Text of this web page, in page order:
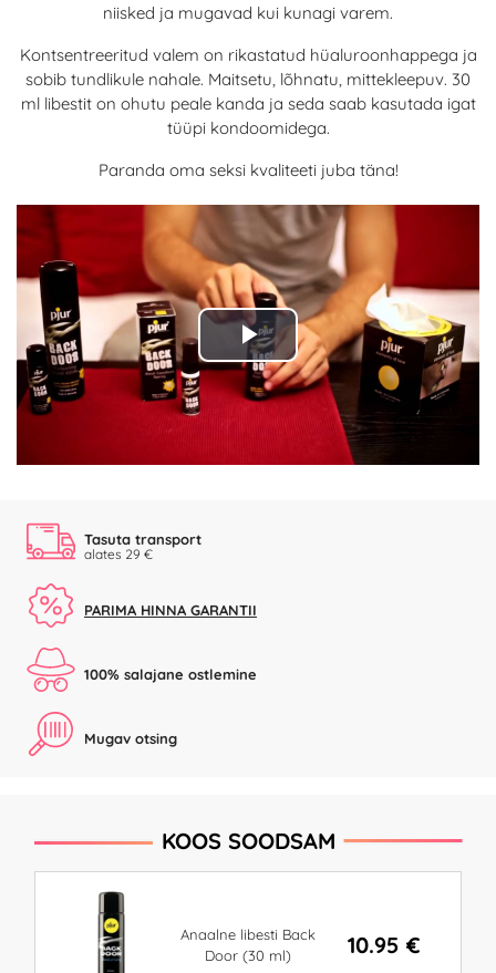
niisked ja mugavad kui kunagi varem.
Kontsentreeritud valem on rikastatud hüaluroonhappega ja
sobib tundlikule nahale. Maitsetu, lõhnatu, mittekleepuv. 30
ml libestit on ohutu peale kanda ja seda saab kasutada igat
tüüpi kondoomidega.
Paranda oma seksi kvaliteeti juba täna!
Play
Video
Tasuta transport
alates 29 €
PARIMA HINNA GARANTII
100% salajane ostlemine
Mugav otsing
KOOS SOODSAM
Anaalne libesti Back
Door (30 ml)
10.95 €